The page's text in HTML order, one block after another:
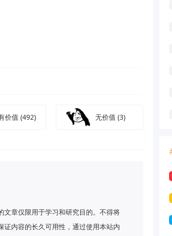
价值(492) 无价值(3)
文章仅限用于学习和研究目的。不得将
内容的长久可用性，通过使用本站内